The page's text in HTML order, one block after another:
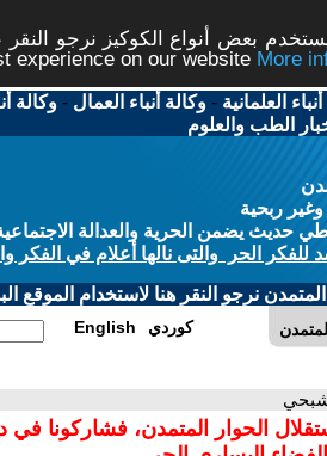
بعض أنواع الكوكيز نرجو
experience on our website
العلمانية -وكالة أنباء العمال -وكالة
الطب والعلوم
ربحية
يضمن الحرية والعدالة
الحر والتى نالها أعلام في الفكر
نرجو النقر هنا لاستخدام الموقع
English كوردي
شبحي
الحوار المتمدن، فشاركونا في